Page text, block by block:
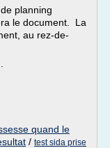
planning
le document. La
au rez-de-
quand le
/ test sida prise